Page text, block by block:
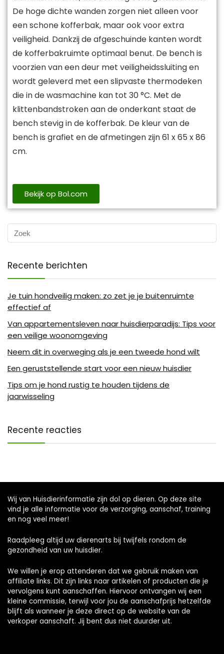
De hoge dichte wanden zorgen niet alleen voor
een schone kofferbak, maar ook voor extra
veiligheid. Dankzij de afgeschuinde kanten wordt
de kofferbakruimte optimaal benut. De bench is
voorzien van een deur met veiligheidssluiting en
wordt geleverd met een slipvaste thermodeken
die in de wasmachine kan tot 30 °C. Met de
klittenbandstroken aan de onderkant staat de
bench stevig in de kofferbak. De kleur van de
bench is grafiet en de afmetingen zijn 61 x 65 x 86
cm.
Bekijk op Bol.com
Recente berichten
Je tuin hondveilig maken: zo zet je je buitenruimte
effectief af
Van appartementsleven naar huisdierparadijs: Tips voor
een veilige woonomgeving
Neem dit in overweging als je een tweede hond wilt
Een geruststellende start voor een nieuw huisdier
Tips om je hond rustig te houden tijdens de
jaarwisseling
Recente reacties
Wij van Huisdierinformatie zijn dol op dieren. Op deze site
vind je alle informatie voor de verzorging, aanschaf, training
en nog veel meer!
Raadpleeg altijd uw dierenarts bij twijfels rondom de
gezondheid van uw huisdier.
We willen je erop attenderen dat we gebruik maken van
affiliate links. Dit zijn links naar artikelen of producten die je
vervolgens kunt aanschaffen. Hiervoor ontvangen wij een
kleine commissie, terwijl voor jou de aanschafprijs hetzelfde
blijft als wanneer je deze direct op de website van de
verkoper aanschaft. Jij bent dus niet duurder uit.